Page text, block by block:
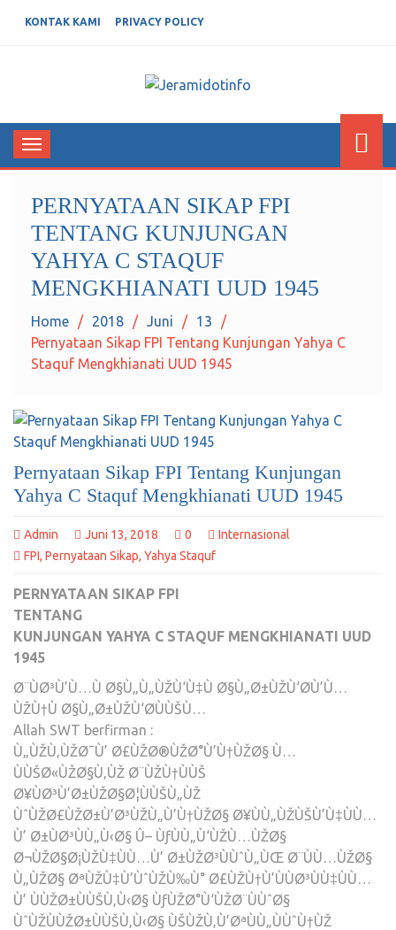
KONTAK KAMI PRIVACY POLICY
JERAMIDOTINFO
Toggle
navigation
PERNYATAAN SIKAP FPI
TENTANG KUNJUNGAN
YAHYA C STAQUF
MENGKHIANATI UUD 1945
Home 2018 Juni
13
Pernyataan Sikap FPI Tentang Kunjungan Yahya C
Staquf Mengkhianati UUD 1945
Pernyataan Sikap FPI Tentang Kunjungan
Yahya C Staquf Mengkhianati UUD 1945
Admin Juni 13, 2018 0
Internasional
FPI, Pernyataan Sikap, Yahya Staquf
PERNYATAAN SIKAP FPI
TENTANG
KUNJUNGAN YAHYA C STAQUF MENGKHIANATI UUD
1945
Ø¨ÙØ³Ù’Ù…Ù Ø§Ù„Ù„ÙŽÙ‘Ù‡Ù Ø§Ù„Ø±ÙŽÙ‘Ø­Ù’Ù…
ÙŽÙ†Ù Ø§Ù„Ø±ÙŽÙ‘Ø­ÙÙŠÙ…
Allah SWT berfirman :
Ù„ÙŽÙ‚ÙŽØ¯Ù’ Ø£ÙŽØ®ÙŽØ°Ù’Ù†ÙŽØ§ Ù…
ÙÙŠØ«ÙŽØ§Ù‚ÙŽ Ø¨ÙŽÙ†ÙÙŠ
Ø¥ÙØ³Ù’Ø±ÙŽØ§Ø¦ÙÙŠÙ„ÙŽ
ÙˆÙŽØ£ÙŽØ±Ù’Ø³ÙŽÙ„Ù’Ù†ÙŽØ§ Ø¥ÙÙ„ÙŽÙŠÙ’Ù‡ÙÙ…
Ù’ Ø±ÙØ³ÙÙ„Ù‹Ø§ Û– ÙƒÙÙ„Ù‘ÙŽÙ…ÙŽØ§
Ø¬ÙŽØ§Ø¡ÙŽÙ‡ÙÙ…Ù’ Ø±ÙŽØ³ÙÙˆÙ„ÙŒ Ø¨ÙÙ…ÙŽØ§
Ù„ÙŽØ§ ØªÙŽÙ‡Ù’ÙˆÙŽÙ‰Ù° Ø£ÙŽÙ†Ù’ÙÙØ³ÙÙ‡ÙÙ…
Ù’ ÙÙŽØ±ÙÙŠÙ‚Ù‹Ø§ ÙƒÙŽØ°Ù‘ÙŽØ¨ÙÙˆØ§
ÙˆÙŽÙÙŽØ±ÙÙŠÙ‚Ù‹Ø§ ÙŠÙŽÙ‚Ù’ØªÙÙ„ÙÙˆÙ†ÙŽ